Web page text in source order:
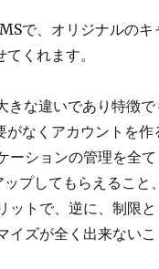
で、オリジナルのキ
くれます。
な違いであり特徴で
なくアカウントを作
ーションの管理を全て
プしてもらえること
ットで、逆に、制限と
イズが全く出来ないこ